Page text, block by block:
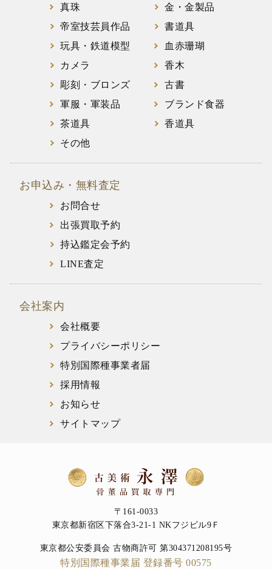
真珠
金・金製品
帝室技芸員作品
書道具
玩具・鉄道模型
血赤珊瑚
カメラ
香木
彫刻・ブロンズ
古書
軍服・軍装品
ブランド食器
茶道具
香道具
その他
お申込み・無料査定
お問合せ
出張買取予約
持込鑑定会予約
LINE査定
会社案内
会社概要
プライバシーポリシー
特別国際種事業者届
採用情報
お知らせ
サイトマップ
〒161-0033
東京都新宿区下落合3-21-1 NKフジビル9Ｆ
東京都公安委員会 古物商許可 第304371208195号
特別国際種事業届 登録番号 00575